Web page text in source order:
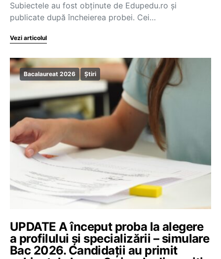
Subiectele au fost obținute de Edupedu.ro și
publicate după încheierea probei. Cei…
Vezi articolul
Bacalaureat 2026 Știri
UPDATE A început proba la alegere
a profilului şi specializării – simulare
Bac 2026. Candidații au primit